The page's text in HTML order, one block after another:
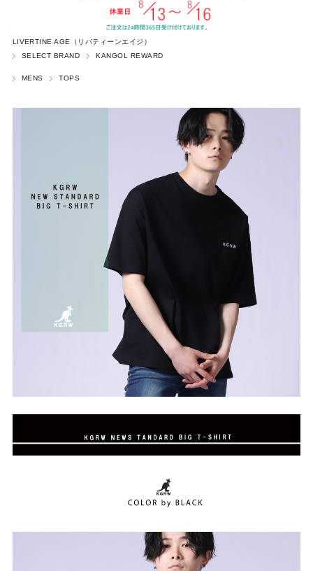
LIVERTINE AGE（リバティーンエイジ）
SELECT BRAND
KANGOL REWARD
MENS TOPS